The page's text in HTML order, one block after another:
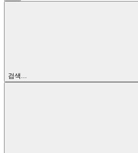
검색...